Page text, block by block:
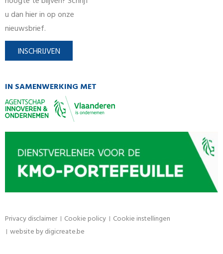
u dan hier in op onze
nieuwsbrief.
INSCHRIJVEN
IN SAMENWERKING MET
Privacy disclaimer Cookie policy
Cookie instellingen
website bydigicreate.be